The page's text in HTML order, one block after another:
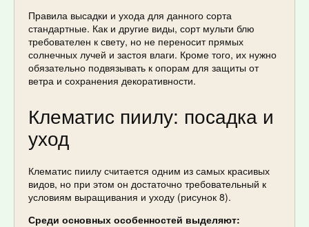
Правила высадки и ухода для данного сорта
стандартные. Как и другие виды, сорт мульти блю
требователен к свету, но не переносит прямых
солнечных лучей и застоя влаги. Кроме того, их нужно
обязательно подвязывать к опорам для защиты от
ветра и сохранения декоративности.
Клематис пиилу: посадка и
уход
Клематис пиилу считается одним из самых красивых
видов, но при этом он достаточно требовательный к
условиям выращивания и уходу (рисунок 8).
Среди основных особенностей выделяют: